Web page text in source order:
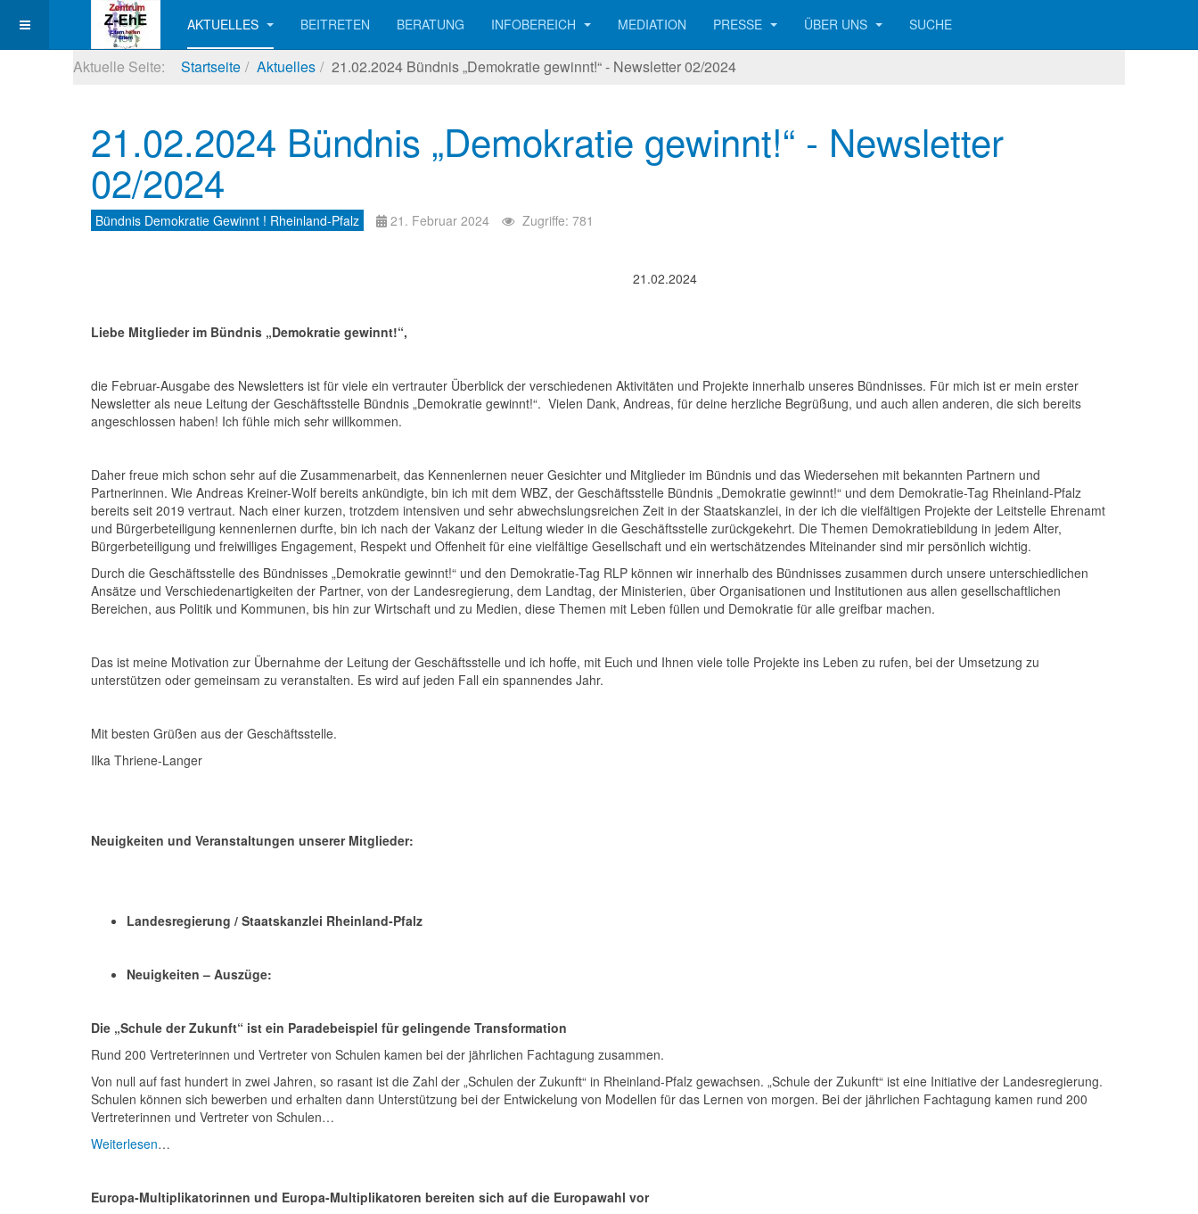
AKTUELLES BEITRETEN BERATUNG INFOBEREICH MEDIATION PRESSE ÜBER UNS SUCHE
Aktuelle Seite: Startseite Aktuelles 21.02.2024 Bündnis „Demokratie gewinnt!“ - Newsletter 02/2024
21.02.2024 Bündnis „Demokratie gewinnt!“ - Newsletter
02/2024
Bündnis Demokratie Gewinnt ! Rheinland-Pfalz 21. Februar 2024 Zugriffe: 781
21.02.2024
Liebe Mitglieder im Bündnis „Demokratie gewinnt!“,
die Februar-Ausgabe des Newsletters ist für viele ein vertrauter Überblick der verschiedenen Aktivitäten und Projekte innerhalb unseres Bündnisses. Für mich ist er mein erster
Newsletter als neue Leitung der Geschäftsstelle Bündnis „Demokratie gewinnt!“. Vielen Dank, Andreas, für deine herzliche Begrüßung, und auch allen anderen, die sich bereits
angeschlossen haben! Ich fühle mich sehr willkommen.
Daher freue mich schon sehr auf die Zusammenarbeit, das Kennenlernen neuer Gesichter und Mitglieder im Bündnis und das Wiedersehen mit bekannten Partnern und
Partnerinnen. Wie Andreas Kreiner-Wolf bereits ankündigte, bin ich mit dem WBZ, der Geschäftsstelle Bündnis „Demokratie gewinnt!“ und dem Demokratie-Tag Rheinland-Pfalz
bereits seit 2019 vertraut. Nach einer kurzen, trotzdem intensiven und sehr abwechslungsreichen Zeit in der Staatskanzlei, in der ich die vielfältigen Projekte der Leitstelle Ehrenamt
und Bürgerbeteiligung kennenlernen durfte, bin ich nach der Vakanz der Leitung wieder in die Geschäftsstelle zurückgekehrt. Die Themen Demokratiebildung in jedem Alter,
Bürgerbeteiligung und freiwilliges Engagement, Respekt und Offenheit für eine vielfältige Gesellschaft und ein wertschätzendes Miteinander sind mir persönlich wichtig.
Durch die Geschäftsstelle des Bündnisses „Demokratie gewinnt!“ und den Demokratie-Tag RLP können wir innerhalb des Bündnisses zusammen durch unsere unterschiedlichen
Ansätze und Verschiedenartigkeiten der Partner, von der Landesregierung, dem Landtag, der Ministerien, über Organisationen und Institutionen aus allen gesellschaftlichen
Bereichen, aus Politik und Kommunen, bis hin zur Wirtschaft und zu Medien, diese Themen mit Leben füllen und Demokratie für alle greifbar machen.
Das ist meine Motivation zur Übernahme der Leitung der Geschäftsstelle und ich hoffe, mit Euch und Ihnen viele tolle Projekte ins Leben zu rufen, bei der Umsetzung zu
unterstützen oder gemeinsam zu veranstalten. Es wird auf jeden Fall ein spannendes Jahr.
Mit besten Grüßen aus der Geschäftsstelle.
Ilka Thriene-Langer
Neuigkeiten und Veranstaltungen unserer Mitglieder:
Landesregierung / Staatskanzlei Rheinland-Pfalz
Neuigkeiten – Auszüge:
Die „Schule der Zukunft“ ist ein Paradebeispiel für gelingende Transformation
Rund 200 Vertreterinnen und Vertreter von Schulen kamen bei der jährlichen Fachtagung zusammen.
Von null auf fast hundert in zwei Jahren, so rasant ist die Zahl der „Schulen der Zukunft“ in Rheinland-Pfalz gewachsen. „Schule der Zukunft“ ist eine Initiative der Landesregierung.
Schulen können sich bewerben und erhalten dann Unterstützung bei der Entwickelung von Modellen für das Lernen von morgen. Bei der jährlichen Fachtagung kamen rund 200
Vertreterinnen und Vertreter von Schulen…
Weiterlesen…
Europa-Multiplikatorinnen und Europa-Multiplikatoren bereiten sich auf die Europawahl vor